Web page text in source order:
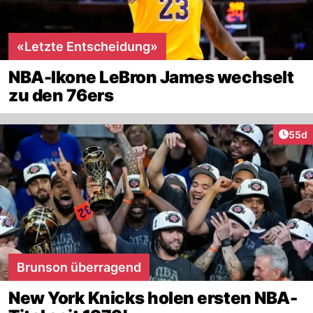
«Letzte Entscheidung»
NBA-Ikone LeBron James wechselt
zu den 76ers
55d
Brunson überragend
New York Knicks holen ersten NBA-